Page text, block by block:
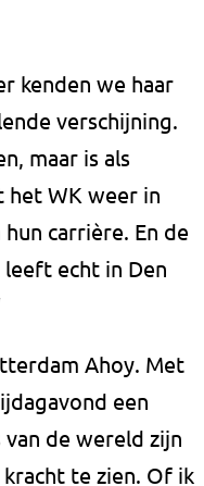
kenden we haar
verschijning.
maar is als
het WK weer in
carrière. En de
echt in Den
Ahoy. Met
een
de wereld zijn
te zien. Of ik